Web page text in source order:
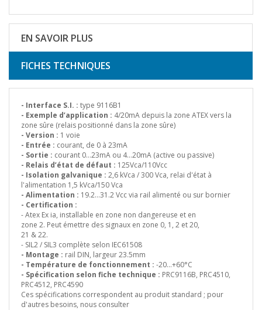
EN SAVOIR PLUS
FICHES TECHNIQUES
- Interface S.I. : type 9116B1
- Exemple d’application : 4/20mA depuis la zone ATEX vers la
zone sûre (relais positionné dans la zone sûre)
- Version : 1 voie
- Entrée : courant, de 0 à 23mA
- Sortie : courant 0…23mA ou 4…20mA (active ou passive)
- Relais d’état de défaut : 125Vca/110Vcc
- Isolation galvanique : 2,6 kVca / 300 Vca, relai d'état à
l'alimentation 1,5 kVca/150 Vca
- Alimentation : 19.2…31.2 Vcc via rail alimenté ou sur bornier
- Certification :
- Atex Ex ia, installable en zone non dangereuse et en
zone 2. Peut émettre des signaux en zone 0, 1, 2 et 20,
21 & 22.
- SIL2 / SIL3 complète selon IEC61508
- Montage : rail DIN, largeur 23.5mm
- Température de fonctionnement : -20…+60°C
- Spécification selon fiche technique : PRC9116B, PRC4510,
PRC4512, PRC4590
Ces spécifications correspondent au produit standard ; pour
d'autres besoins, nous consulter